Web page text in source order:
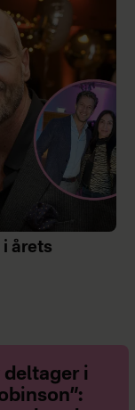
i årets
deltager i